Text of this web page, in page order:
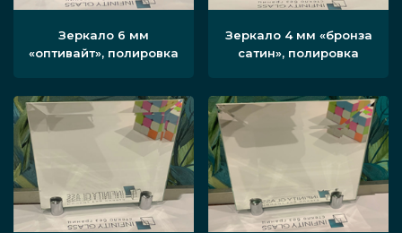
Зеркало 6 мм
«оптивайт», полировка
Зеркало 4 мм «бронза
сатин», полировка